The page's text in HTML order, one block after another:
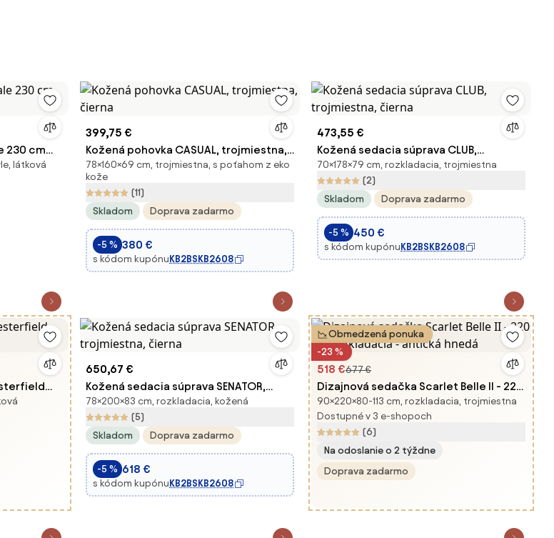
230 cm
látková
399,75 €
Kožená pohovka CASUAL, trojmiestna,
čierna
78×160×69 cm, trojmiestna, s poťahom z eko
kože
(11)
Skladom
Doprava zadarmo
-5 % 380 €
s kódom kupónu KB2BSKB2608
473,55 €
Kožená sedacia súprava CLUB,
trojmiestna, čierna
70×178×79 cm, rozkladacia, trojmiestna
(2)
Skladom
Doprava zadarmo
-5 % 450 €
s kódom kupónu KB2BSKB2608
650,67 €
Kožená sedacia súprava SENATOR,
trojmiestna, čierna
78×200×83 cm, rozkladacia, kožená
(5)
Skladom
Doprava zadarmo
-5 % 618 €
s kódom kupónu KB2BSKB2608
Obmedzená ponuka
-23 %
518 €677 €
Dizajnová sedačka Scarlet Belle II - 220
cm rozkladacia - antická hnedá
90×220×80-113 cm, rozkladacia, trojmiestna
Dostupné v 3 e-shopoch
(6)
Na odoslanie o 2 týždne
Doprava zadarmo